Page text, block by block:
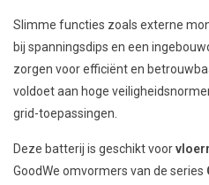
Slimme functies zoals externe
bij spanningsdips en een
zorgen voor efficiënt en
voldoet aan hoge
grid-toepassingen.
Deze batterij is geschikt voor
GoodWe omvormers van de series